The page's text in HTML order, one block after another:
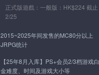
正式版遊戲：一般版：HK$224 截止
2/25
2015~2025年间发售的MC80分以上
JRPG统计
【25年8月入库】PS+会员2/3档游戏白
金难度、时间及游戏大小等